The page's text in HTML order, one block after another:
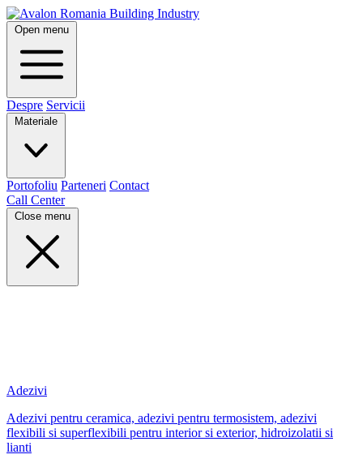
Open menu
Despre Servicii
Materiale
Portofoliu Parteneri Contact
Call Center
Close menu
Adezivi
Adezivi pentru ceramica, adezivi pentru termosistem, adezivi
flexibili si superflexibili pentru interior si exterior, hidroizolatii si
lianti